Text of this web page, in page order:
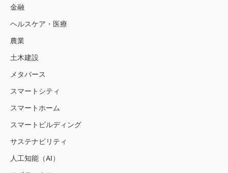
金融
ヘルスケア・医療
農業
土木建設
メタバース
スマートシティ
スマートホーム
スマートビルディング
サステナビリティ
人工知能（AI）